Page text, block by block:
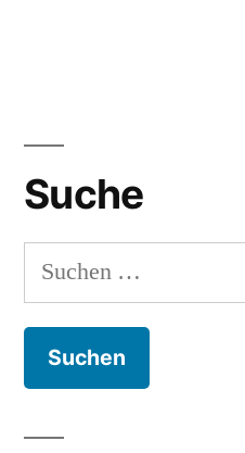
Suche
Suchen
nach: